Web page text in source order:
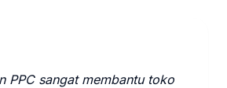
PPC sangat membantu toko